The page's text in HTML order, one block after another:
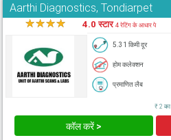
Aarthi Diagnostics, Tondiarpet
★★★★ 4.0 स्टार4 रेटिंग के आधार पे
5.31 किमी दूर
होम कलेक्शन
प्रमाणित लैब
₹ 2
कॉल करें >